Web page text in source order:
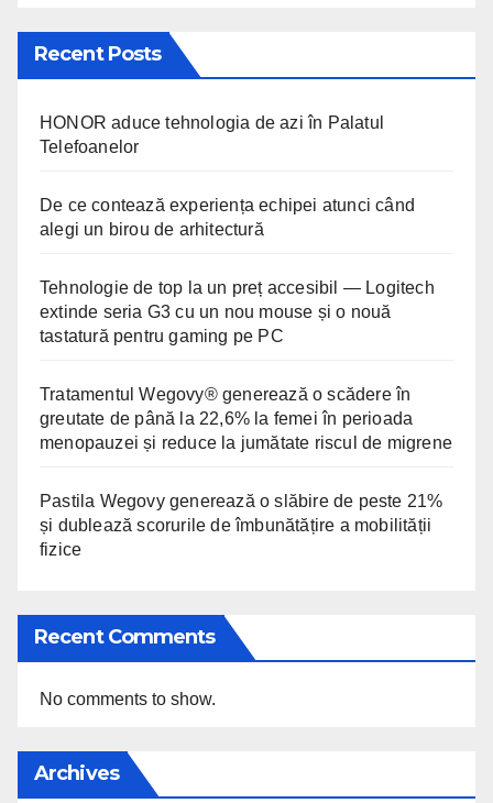
Recent Posts
HONOR aduce tehnologia de azi în Palatul
Telefoanelor
De ce contează experiența echipei atunci când
alegi un birou de arhitectură
Tehnologie de top la un preț accesibil — Logitech
extinde seria G3 cu un nou mouse și o nouă
tastatură pentru gaming pe PC
Tratamentul Wegovy® generează o scădere în
greutate de până la 22,6% la femei în perioada
menopauzei și reduce la jumătate riscul de migrene
Pastila Wegovy generează o slăbire de peste 21%
și dublează scorurile de îmbunătățire a mobilității
fizice
Recent Comments
No comments to show.
Archives